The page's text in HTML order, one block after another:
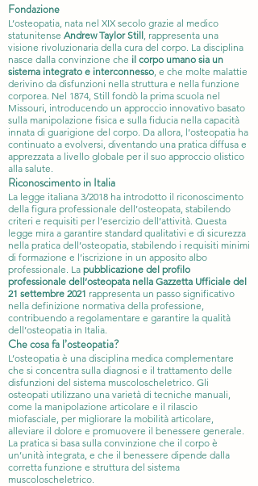
Fondazione
L’osteopatia, nata nel XIX secolo grazie al medico
statunitense Andrew Taylor Still, rappresenta una
visione rivoluzionaria della cura del corpo. La disciplina
nasce dalla convinzione che il corpo umano sia un
sistema integrato e interconnesso, e che molte malattie
derivino da disfunzioni nella struttura e nella funzione
corporea. Nel 1874, Still fondò la prima scuola nel
Missouri, introducendo un approccio innovativo basato
sulla manipolazione fisica e sulla fiducia nella capacità
innata di guarigione del corpo. Da allora, l’osteopatia ha
continuato a evolversi, diventando una pratica diffusa e
apprezzata a livello globale per il suo approccio olistico
alla salute.
Riconoscimento in Italia
La legge italiana 3/2018 ha introdotto il riconoscimento
della figura professionale dell’osteopata, stabilendo
criteri e requisiti per l’esercizio dell’attività. Questa
legge mira a garantire standard qualitativi e di sicurezza
nella pratica dell’osteopatia, stabilendo i requisiti minimi
di formazione e l’iscrizione in un apposito albo
professionale. La pubblicazione del profilo
professionale dell’osteopata nella Gazzetta Ufficiale del
21 settembre 2021 rappresenta un passo significativo
nella definizione normativa della professione,
contribuendo a regolamentare e garantire la qualità
dell’osteopatia in Italia.
Che cosa fa l’osteopatia?
L’osteopatia è una disciplina medica complementare
che si concentra sulla diagnosi e il trattamento delle
disfunzioni del sistema muscoloscheletrico. Gli
osteopati utilizzano una varietà di tecniche manuali,
come la manipolazione articolare e il rilascio
miofasciale, per migliorare la mobilità articolare,
alleviare il dolore e promuovere il benessere generale.
La pratica si basa sulla convinzione che il corpo è
un’unità integrata, e che il benessere dipende dalla
corretta funzione e struttura del sistema
muscoloscheletrico.